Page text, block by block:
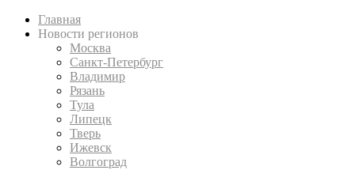
Главная
Новости регионов
Москва
Санкт-Петербург
Владимир
Рязань
Тула
Липецк
Тверь
Ижевск
Волгоград